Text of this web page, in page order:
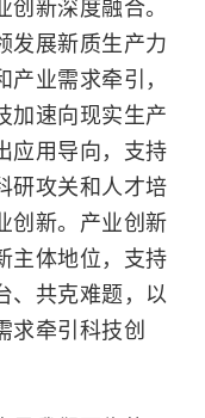
新深度融合。
发展新质生产力
业需求牵引，
加速向现实生产
应用导向，支持
研攻关和人才培
创新。产业创新
主体地位，支持
、共克难题，以
求牵引科技创